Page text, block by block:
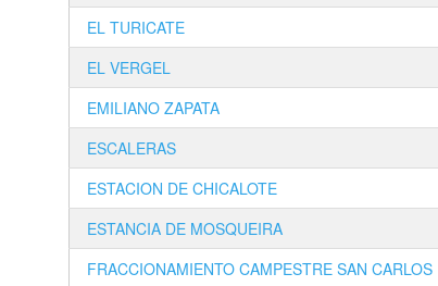
EL TURICATE
EL VERGEL
EMILIANO ZAPATA
ESCALERAS
ESTACION DE CHICALOTE
ESTANCIA DE MOSQUEIRA
FRACCIONAMIENTO CAMPESTRE SAN CARLOS